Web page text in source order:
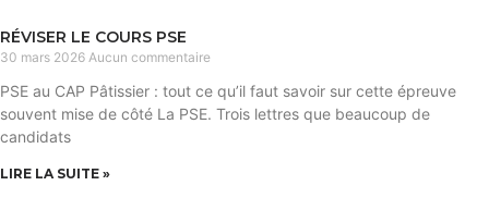
RÉVISER LE COURS PSE
30 mars 2026 Aucun commentaire
PSE au CAP Pâtissier : tout ce qu’il faut savoir sur cette épreuve
souvent mise de côté La PSE. Trois lettres que beaucoup de
candidats
LIRE LA SUITE »